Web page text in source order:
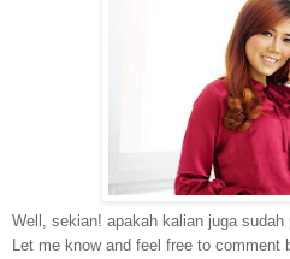
Well, sekian! apakah kalian juga sudah
Let me know and feel free to comment